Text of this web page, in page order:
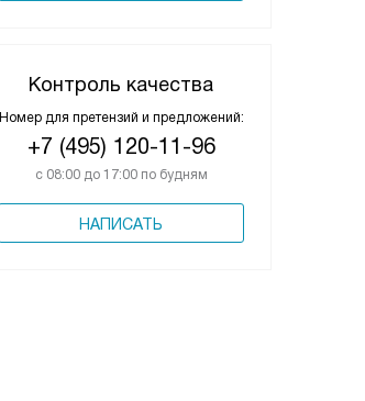
Контроль качества
Номер для претензий и предложений:
+7 (495) 120-11-96
с 08:00 до 17:00 по будням
НАПИСАТЬ